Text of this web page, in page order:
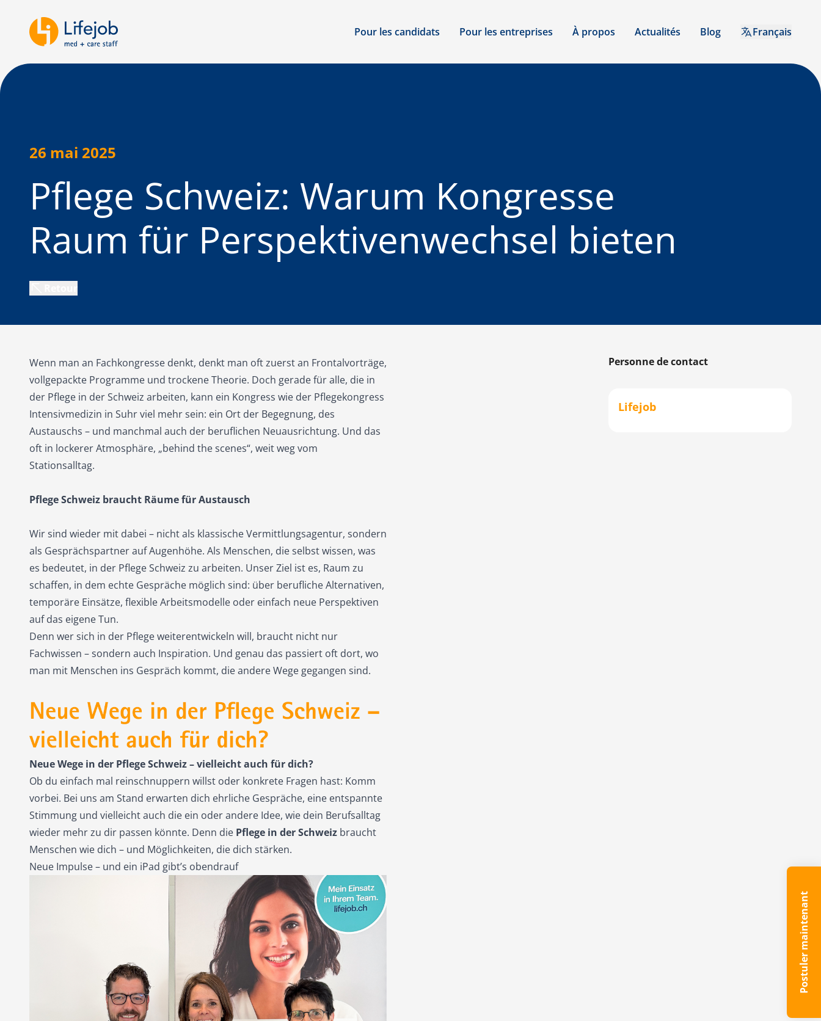
Pour les candidats Pour les entreprises À propos Actualités Blog Français
26 mai 2025
Pflege Schweiz: Warum Kongresse
Raum für Perspektivenwechsel bieten
Wenn man an Fachkongresse denkt, denkt man oft zuerst an Frontalvorträge,
vollgepackte Programme und trockene Theorie. Doch gerade für alle, die in
der Pflege in der Schweiz arbeiten, kann ein Kongress wie der Pflegekongress
Intensivmedizin in Suhr viel mehr sein: ein Ort der Begegnung, des
Austauschs – und manchmal auch der beruflichen Neuausrichtung. Und das
oft in lockerer Atmosphäre, „behind the scenes“, weit weg vom
Stationsalltag.
Pflege Schweiz braucht Räume für Austausch
Wir sind wieder mit dabei – nicht als klassische Vermittlungsagentur, sondern
als Gesprächspartner auf Augenhöhe. Als Menschen, die selbst wissen, was
es bedeutet, in der Pflege Schweiz zu arbeiten. Unser Ziel ist es, Raum zu
schaffen, in dem echte Gespräche möglich sind: über berufliche Alternativen,
temporäre Einsätze, flexible Arbeitsmodelle oder einfach neue Perspektiven
auf das eigene Tun.
Denn wer sich in der Pflege weiterentwickeln will, braucht nicht nur
Fachwissen – sondern auch Inspiration. Und genau das passiert oft dort, wo
man mit Menschen ins Gespräch kommt, die andere Wege gegangen sind.
Neue Wege in der Pflege Schweiz – vielleicht auch für dich?
Ob du einfach mal reinschnuppern willst oder konkrete Fragen hast: Komm
vorbei. Bei uns am Stand erwarten dich ehrliche Gespräche, eine entspannte
Stimmung und vielleicht auch die ein oder andere Idee, wie dein Berufsalltag
wieder mehr zu dir passen könnte. Denn die Pflege in der Schweiz braucht
Menschen wie dich – und Möglichkeiten, die dich stärken.
Neue Impulse – und ein iPad gibt’s obendrauf
Personne de contact
Lifejob
Postuler maintenant